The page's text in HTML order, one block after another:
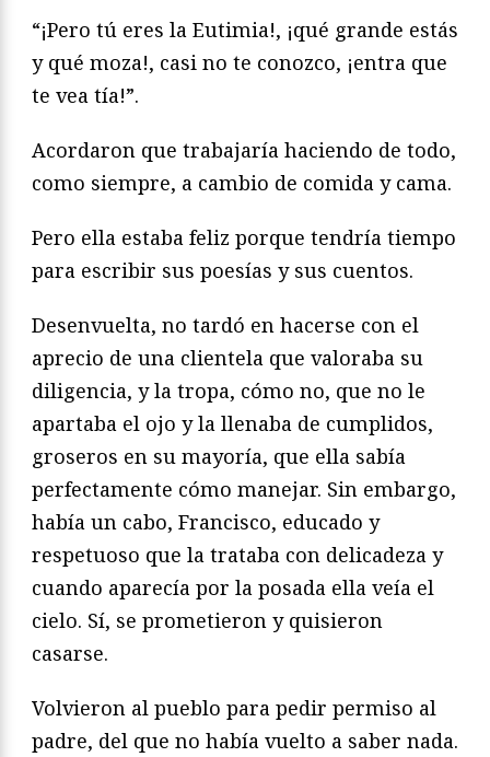
“¡Pero tú eres la Eutimia!, ¡qué grande estás
y qué moza!, casi no te conozco, ¡entra que
te vea tía!”.
Acordaron que trabajaría haciendo de todo,
como siempre, a cambio de comida y cama.
Pero ella estaba feliz porque tendría tiempo
para escribir sus poesías y sus cuentos.
Desenvuelta, no tardó en hacerse con el
aprecio de una clientela que valoraba su
diligencia, y la tropa, cómo no, que no le
apartaba el ojo y la llenaba de cumplidos,
groseros en su mayoría, que ella sabía
perfectamente cómo manejar. Sin embargo,
había un cabo, Francisco, educado y
respetuoso que la trataba con delicadeza y
cuando aparecía por la posada ella veía el
cielo. Sí, se prometieron y quisieron
casarse.
Volvieron al pueblo para pedir permiso al
padre, del que no había vuelto a saber nada.